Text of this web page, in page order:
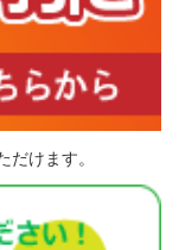
けます。